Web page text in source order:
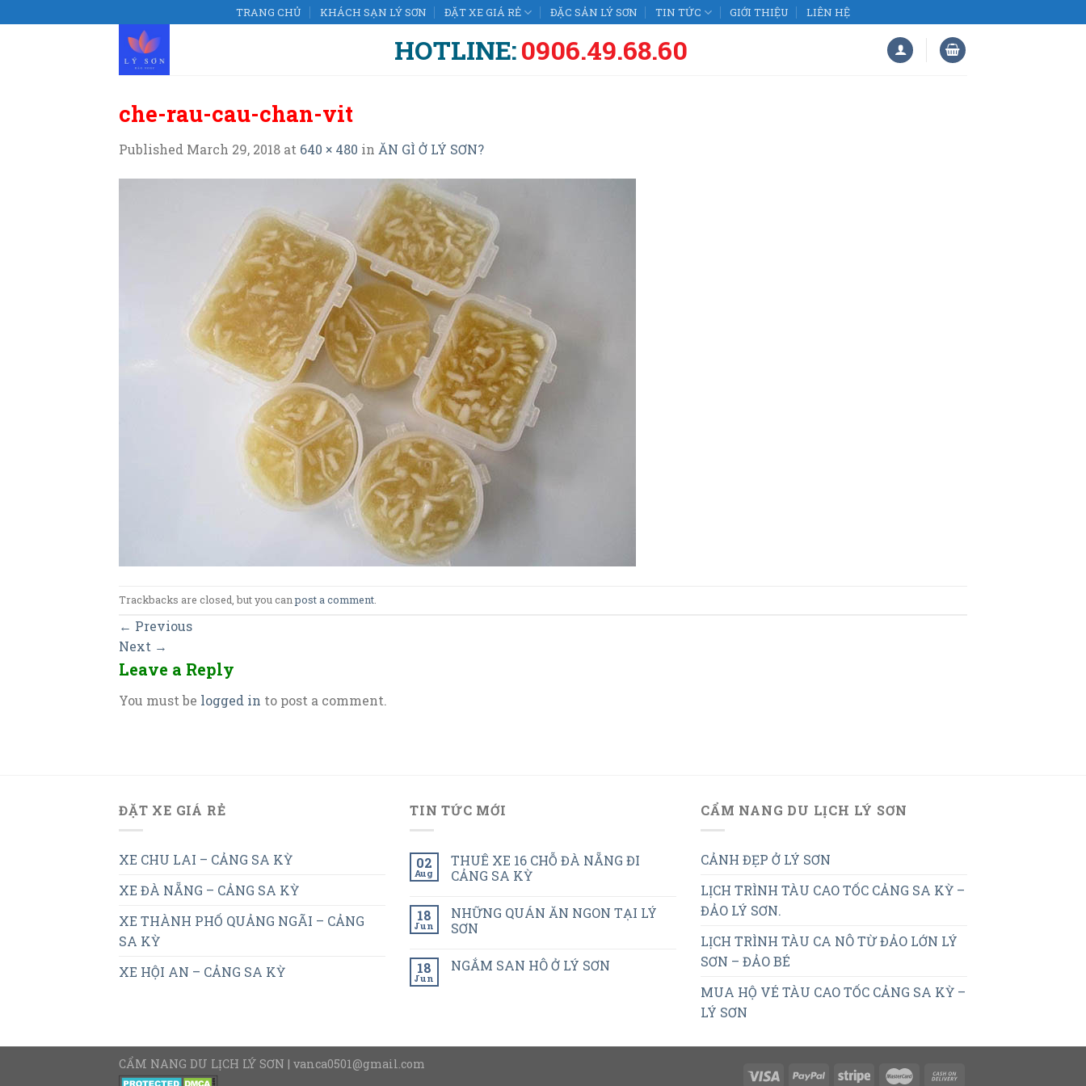
to
TRANG CHỦ KHÁCH SẠN LÝ SƠN ĐẶT XE GIÁ RẺ ĐẶC SẢN LÝ SƠN TIN TỨC GIỚI THIỆU LIÊN HỆ
HOTLINE:0906.49.68.60
che-rau-cau-chan-vit
Published March 29, 2018 at 640 × 480 in ĂN GÌ Ở LÝ SƠN?
Trackbacks are closed, but you canpost a comment
← Previous
Next →
Leave a Reply
You must be logged in to post a comment.
ĐẶT XE GIÁ RẺ
XE CHU LAI – CẢNG SA KỲ
XE ĐÀ NẴNG – CẢNG SA KỲ
XE THÀNH PHỐ QUẢNG NGÃI – CẢNG
SA KỲ
XE HỘI AN – CẢNG SA KỲ
TIN TỨC MỚI
02
Aug
THUÊ XE 16 CHỖ ĐÀ NẴNG ĐI
CẢNG SA KỲ
18
Jun
NHỮNG QUÁN ĂN NGON TẠI LÝ
SƠN
18
Jun
NGẮM SAN HÔ Ở LÝ SƠN
CẨM NANG DU LỊCH LÝ SƠN
CẢNH ĐẸP Ở LÝ SƠN
LỊCH TRÌNH TÀU CAO TỐC CẢNG SA KỲ –
ĐẢO LÝ SƠN.
LỊCH TRÌNH TÀU CA NÔ TỪ ĐẢO LỚN LÝ
SƠN – ĐẢO BÉ
MUA HỘ VÉ TÀU CAO TỐC CẢNG SA KỲ –
LÝ SƠN
CẨM NANG DU LỊCH LÝ SƠN | vanca0501@gmail.com